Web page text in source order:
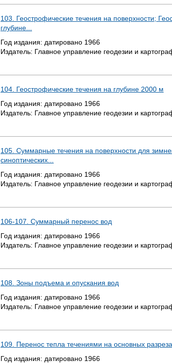
103. Геострофические течения на поверхности;
глубине...
Год издания: датировано 1966
Издатель: Главное управление геодезии и
104. Геострофические течения на глубине 2000 м
Год издания: датировано 1966
Издатель: Главное управление геодезии и
105. Суммарные течения на поверхности для
синоптических...
Год издания: датировано 1966
Издатель: Главное управление геодезии и
106-107. Суммарный перенос вод
Год издания: датировано 1966
Издатель: Главное управление геодезии и
108. Зоны подъема и опускания вод
Год издания: датировано 1966
Издатель: Главное управление геодезии и
109. Перенос тепла течениями на основных
Год издания: датировано 1966